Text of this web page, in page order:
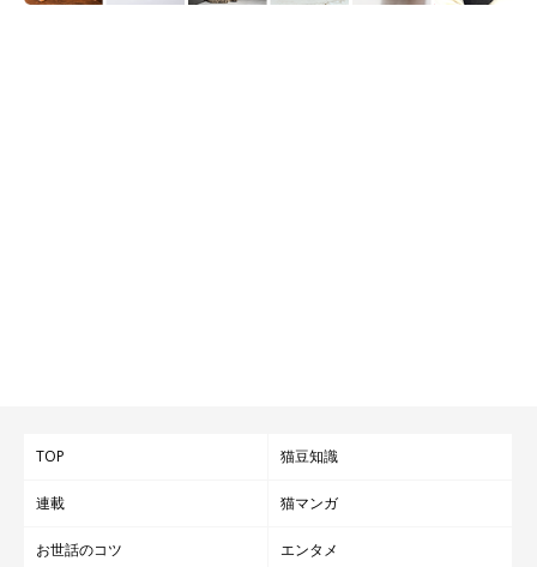
TOP 猫豆知識
連載 猫マンガ
お世話のコツ エンタメ